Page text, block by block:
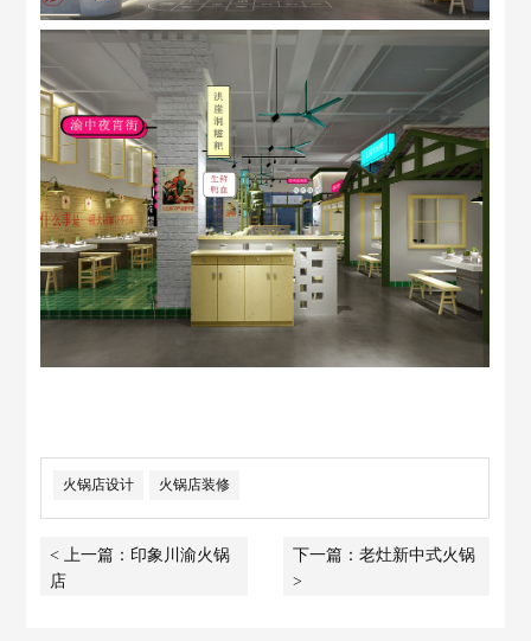
火锅店设计 火锅店装修
< 上一篇：印象川渝火锅
店
下一篇：老灶新中式火锅
>